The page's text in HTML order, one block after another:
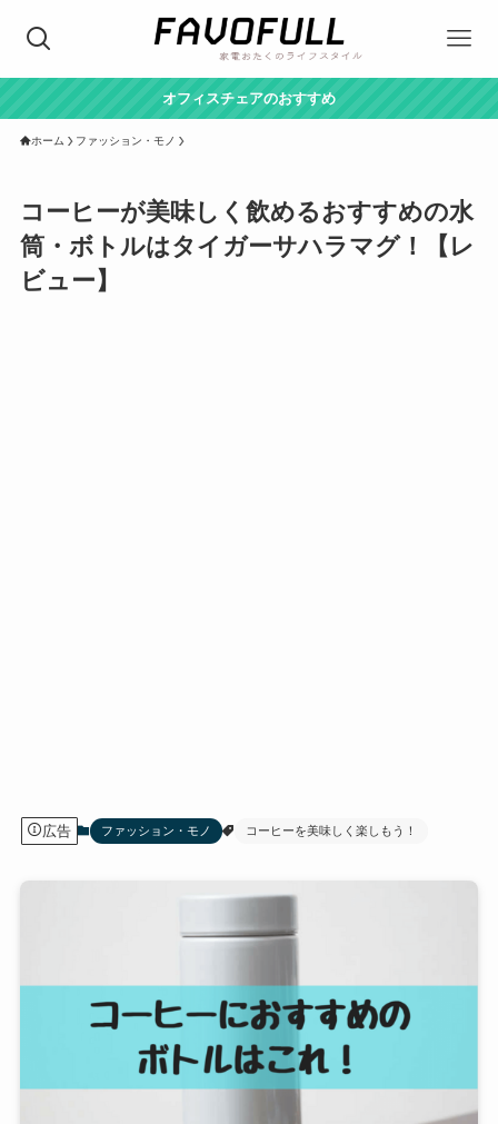
オフィスチェアのおすすめ
ホーム ファッション・モノ
コーヒーが美味しく飲めるおすすめの水
筒・ボトルはタイガーサハラマグ！【レ
ビュー】
広告 ファッション・モノ コーヒーを美味しく楽しもう！